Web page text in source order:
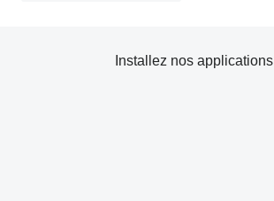
Installez nos applications